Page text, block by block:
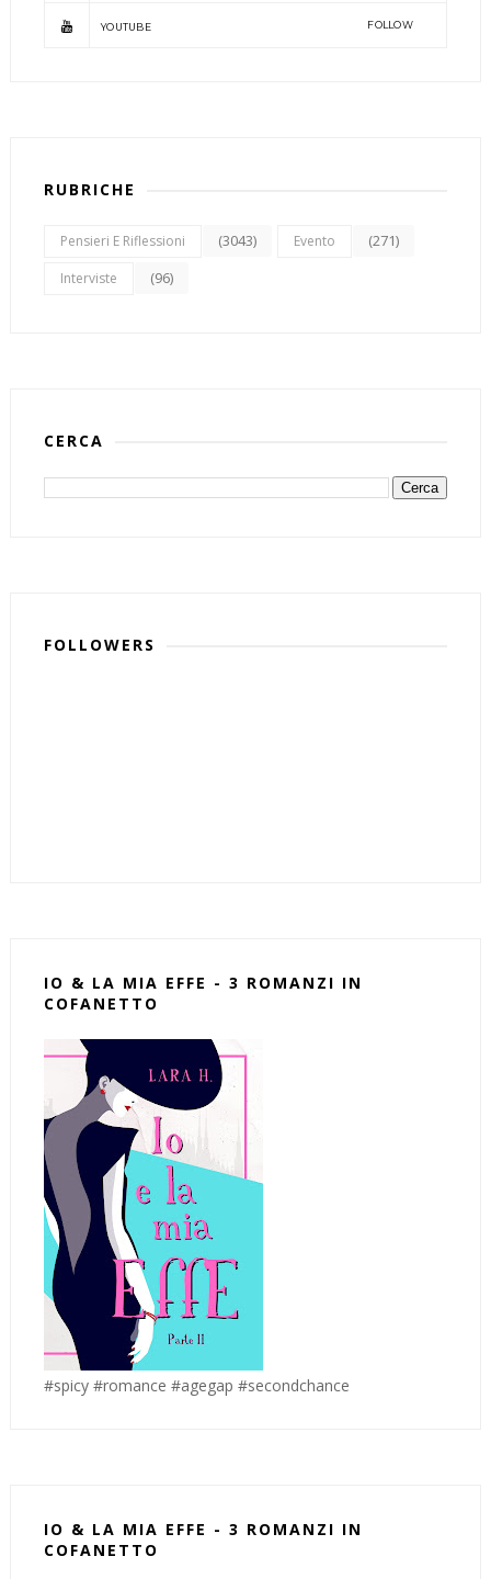
YOUTUBE FOLLOW
RUBRICHE
Pensieri E Riflessioni (3043) Evento (271)
Interviste (96)
CERCA
FOLLOWERS
IO & LA MIA EFFE - 3 ROMANZI IN
COFANETTO
#spicy #romance #agegap #secondchance
IO & LA MIA EFFE - 3 ROMANZI IN
COFANETTO